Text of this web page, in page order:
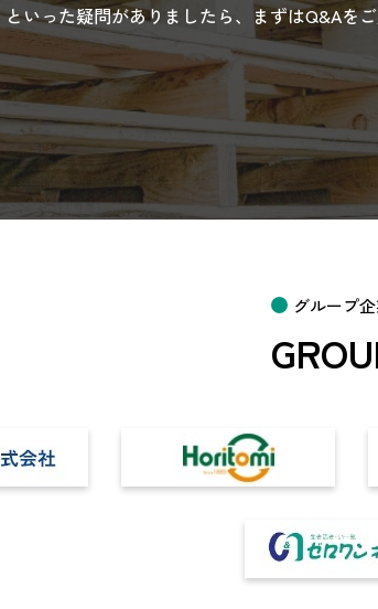
いった疑問がありましたら、まずはQ&Aをご
グループ